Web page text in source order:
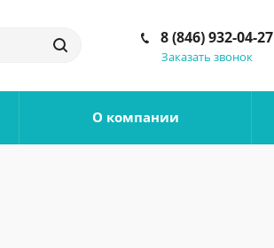
8 (846) 932-04-27
Заказать звонок
О компании